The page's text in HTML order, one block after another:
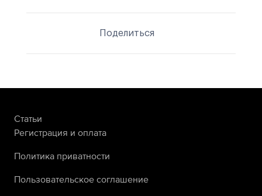
Поделиться
Статьи
Регистрация и оплата
Политика приватности
Пользовательское соглашение